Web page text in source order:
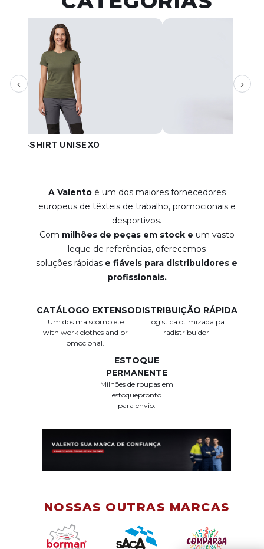
‹
T-SHIRT UNISEXO
›
A Valentoé um dos maiores fornecedores
europeus de têxteis de trabalho, promocionais e
desportivos.
Com milhões de peças em stock e um vasto
leque de referências, oferecemos
soluções rápidas e fiáveis ​​para distribuidores e
profissionais.
CATÁLOGO EXTENSO
Um dos maiscomplete
with work clothes and pr
omocional.
DISTRIBUIÇÃO RÁPIDA
Logística otimizada pa
radistribuidor
ESTOQUE
PERMANENTE
Milhões de roupas em
estoquepronto
para envio.
NOSSAS OUTRAS MARCAS